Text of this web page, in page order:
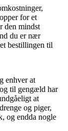
for et
den mindst
du er nær
bestillingen til
enhver at
til gengæld har
at
og piger,
og endda nogle